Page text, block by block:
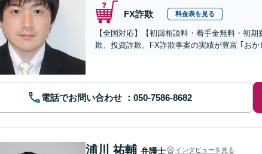
FX詐欺 料金表を見る
【全国対応】【初回相談料・着手金無料・初
欺、投資詐欺、FX詐欺事案の実績が豊富 ｢お
電話でお問い合わせ
浦川 祐輔 弁護士 インタビューを見る